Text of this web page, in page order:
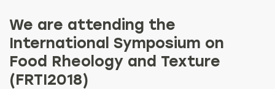
We are attending the
International Symposium on
Food Rheology and Texture
(FRTI2018)